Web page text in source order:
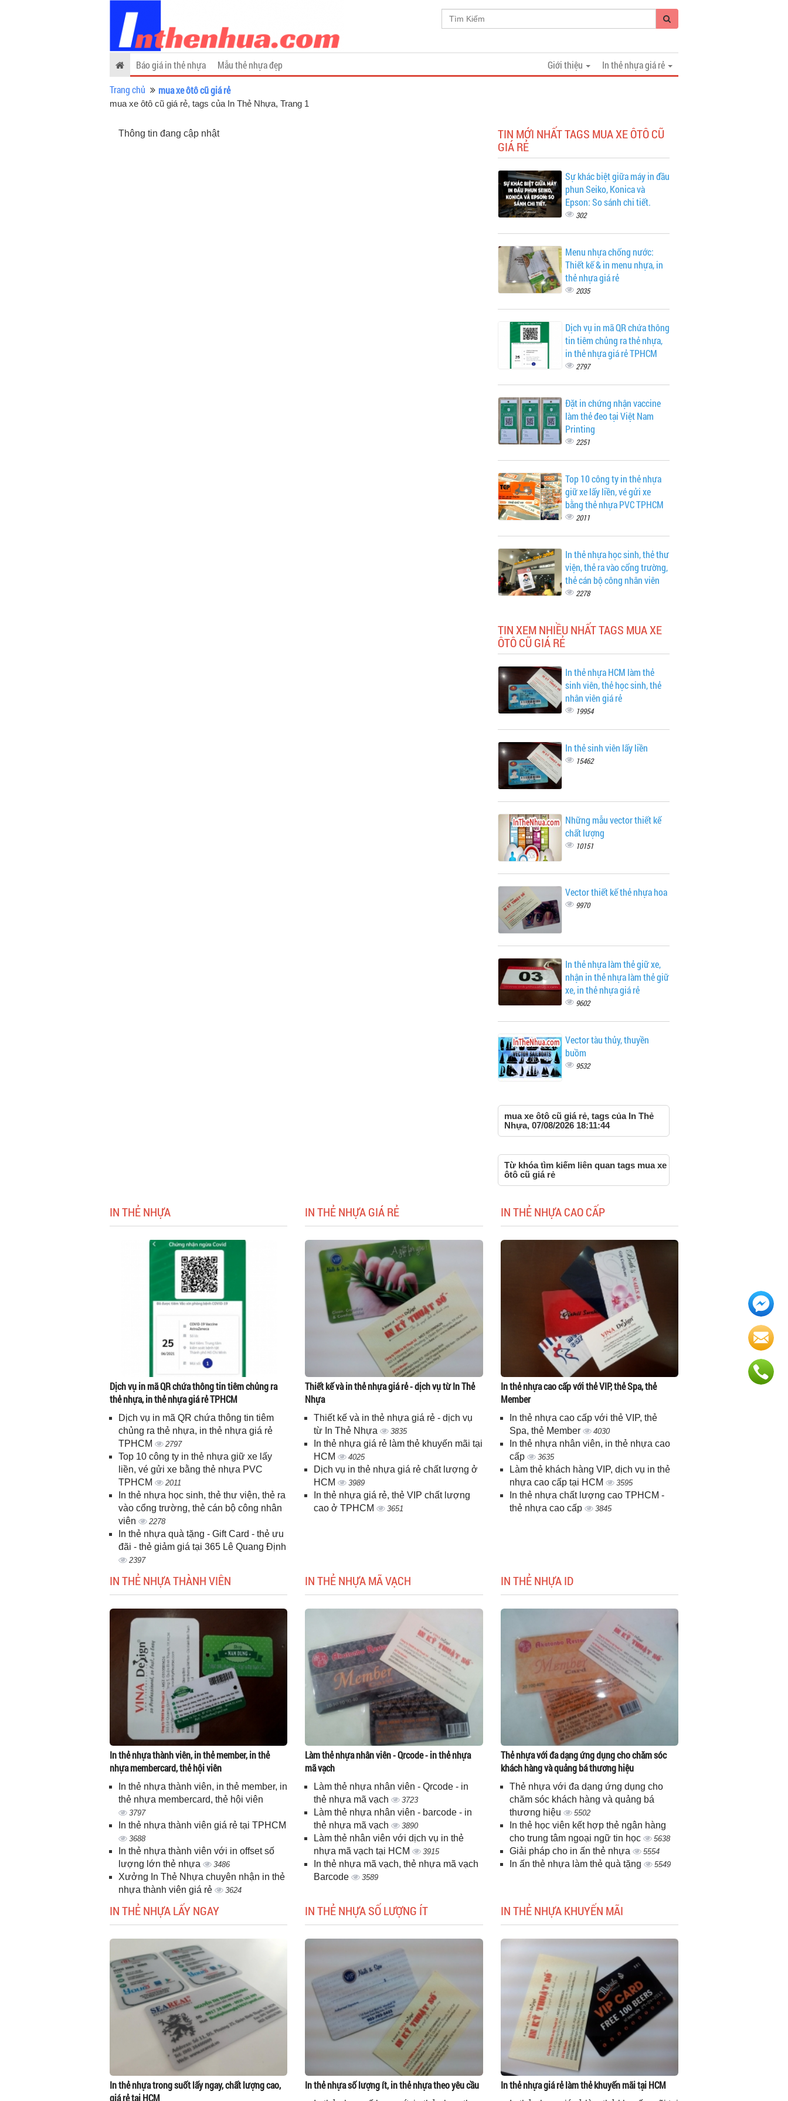
In thẻ nhựa giá rẻ
Báo giá in thẻ nhựa Mẫu thẻ nhựa đẹp
Giới thiệu
Trang chủ
mua xe ôtô cũ giá rẻ
mua xe ôtô cũ giá rẻ, tags của In Thẻ Nhựa, Trang 1
Thông tin đang cập nhật
TIN MỚI NHẤT TAGS MUA XE ÔTÔ CŨ
GIÁ RẺ
Sự khác biệt giữa máy in đầu
phun Seiko, Konica và
Epson: So sánh chi tiết.
302
Menu nhựa chống nước:
Thiết kế & in menu nhựa, in
thẻ nhựa giá rẻ
2035
Dịch vụ in mã QR chứa thông
tin tiêm chủng ra thẻ nhựa,
in thẻ nhựa giá rẻ TPHCM
2797
Đặt in chứng nhận vaccine
làm thẻ đeo tại Việt Nam
Printing
2251
Top 10 công ty in thẻ nhựa
giữ xe lấy liền, vé gửi xe
bằng thẻ nhựa PVC TPHCM
2011
In thẻ nhựa học sinh, thẻ thư
viện, thẻ ra vào cổng trường,
thẻ cán bộ công nhân viên
2278
TIN XEM NHIỀU NHẤT TAGS MUA XE
ÔTÔ CŨ GIÁ RẺ
In thẻ nhựa HCM làm thẻ
sinh viên, thẻ học sinh, thẻ
nhân viên giá rẻ
19954
In thẻ sinh viên lấy liền
15462
Những mẫu vector thiết kế
chất lượng
10151
Vector thiết kế thẻ nhựa hoa
9970
In thẻ nhựa làm thẻ giữ xe,
nhận in thẻ nhựa làm thẻ giữ
xe, in thẻ nhựa giá rẻ
9602
Vector tàu thủy, thuyền
buồm
9532
mua xe ôtô cũ giá rẻ, tags của In Thẻ
Nhựa, 07/08/2026 18:11:44
Từ khóa tìm kiếm liên quan tags mua xe
ôtô cũ giá rẻ
IN THẺ NHỰA
Dịch vụ in mã QR chứa thông tin tiêm chủng ra
thẻ nhựa, in thẻ nhựa giá rẻ TPHCM
Dịch vụ in mã QR chứa thông tin tiêm
chủng ra thẻ nhựa, in thẻ nhựa giá rẻ
TPHCM
2797
Top 10 công ty in thẻ nhựa giữ xe lấy
liền, vé gửi xe bằng thẻ nhựa PVC
TPHCM
2011
In thẻ nhựa học sinh, thẻ thư viện, thẻ ra
vào cổng trường, thẻ cán bộ công nhân
viên
2278
In thẻ nhựa quà tặng - Gift Card - thẻ ưu
đãi - thẻ giảm giá tại 365 Lê Quang Định
2397
IN THẺ NHỰA GIÁ RẺ
Thiết kế và in thẻ nhựa giá rẻ - dịch vụ từ In Thẻ
Nhựa
Thiết kế và in thẻ nhựa giá rẻ - dịch vụ
từ In Thẻ Nhựa
3835
In thẻ nhựa giá rẻ làm thẻ khuyến mãi tại
HCM
4025
Dịch vụ in thẻ nhựa giá rẻ chất lượng ở
HCM
3989
In thẻ nhựa giá rẻ, thẻ VIP chất lượng
cao ở TPHCM
3651
IN THẺ NHỰA CAO CẤP
In thẻ nhựa cao cấp với thẻ VIP, thẻ Spa, thẻ
Member
In thẻ nhựa cao cấp với thẻ VIP, thẻ
Spa, thẻ Member
4030
In thẻ nhựa nhân viên, in thẻ nhựa cao
cấp
3635
Làm thẻ khách hàng VIP, dịch vụ in thẻ
nhựa cao cấp tại HCM
3595
In thẻ nhựa chất lượng cao TPHCM -
thẻ nhựa cao cấp
3845
IN THẺ NHỰA THÀNH VIÊN
In thẻ nhựa thành viên, in thẻ member, in thẻ
nhựa membercard, thẻ hội viên
In thẻ nhựa thành viên, in thẻ member, in
thẻ nhựa membercard, thẻ hội viên
3797
In thẻ nhựa thành viên giá rẻ tại TPHCM
3688
In thẻ nhựa thành viên với in offset số
lượng lớn thẻ nhựa
3486
Xưởng In Thẻ Nhựa chuyên nhận in thẻ
nhựa thành viên giá rẻ
3624
IN THẺ NHỰA MÃ VẠCH
Làm thẻ nhựa nhân viên - Qrcode - in thẻ nhựa
mã vạch
Làm thẻ nhựa nhân viên - Qrcode - in
thẻ nhựa mã vạch
3723
Làm thẻ nhựa nhân viên - barcode - in
thẻ nhựa mã vạch
3890
Làm thẻ nhân viên với dịch vụ in thẻ
nhựa mã vạch tại HCM
3915
In thẻ nhựa mã vạch, thẻ nhựa mã vạch
Barcode
3589
IN THẺ NHỰA ID
Thẻ nhựa với đa dạng ứng dụng cho chăm sóc
khách hàng và quảng bá thương hiệu
Thẻ nhựa với đa dạng ứng dụng cho
chăm sóc khách hàng và quảng bá
thương hiệu
5502
In thẻ học viên kết hợp thẻ ngân hàng
cho trung tâm ngoại ngữ tin học
5638
Giải pháp cho in ấn thẻ nhựa 5554
In ấn thẻ nhựa làm thẻ quà tặng 5549
IN THẺ NHỰA LẤY NGAY
In thẻ nhựa trong suốt lấy ngay, chất lượng cao,
giá rẻ tại HCM
IN THẺ NHỰA SỐ LƯỢNG ÍT
In thẻ nhựa số lượng ít, in thẻ nhựa theo yêu cầu
IN THẺ NHỰA KHUYẾN MÃI
In thẻ nhựa giá rẻ làm thẻ khuyến mãi tại HCM